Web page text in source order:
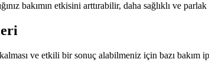
bakımın etkisini arttırabilir, daha sağlıklı ve
kalması ve etkili bir sonuç alabilmeniz için bazı